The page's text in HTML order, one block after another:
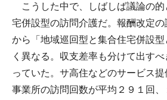
こうした中で、しばしば議論の的
宅併設型の訪問介護だ。報酬改定
から「地域巡回型と集合住宅併設
く異なる。収支差率も分けて出す
っていた。サ高住などのサービス
事業所の訪問回数が平均２９１回